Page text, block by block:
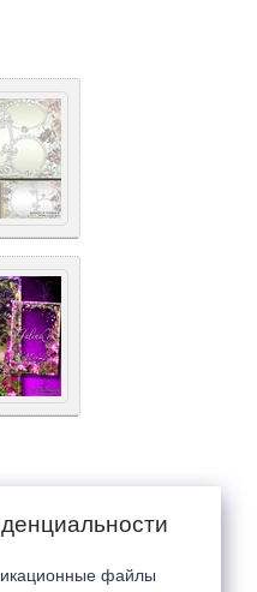
файлы